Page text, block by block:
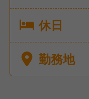
休日
勤務地